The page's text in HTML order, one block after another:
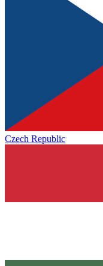
Czech Republic